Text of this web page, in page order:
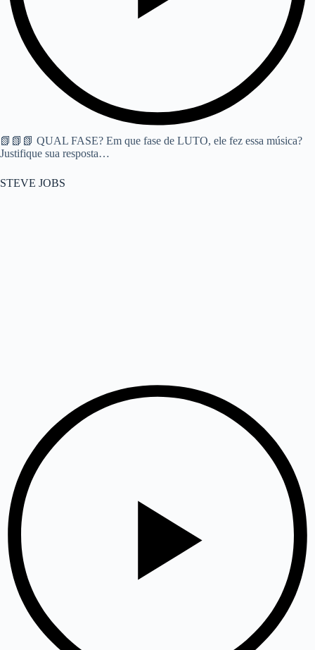
📗📗📗 QUAL FASE? Em que fase de LUTO, ele fez essa música?
Justifique sua resposta…
STEVE JOBS